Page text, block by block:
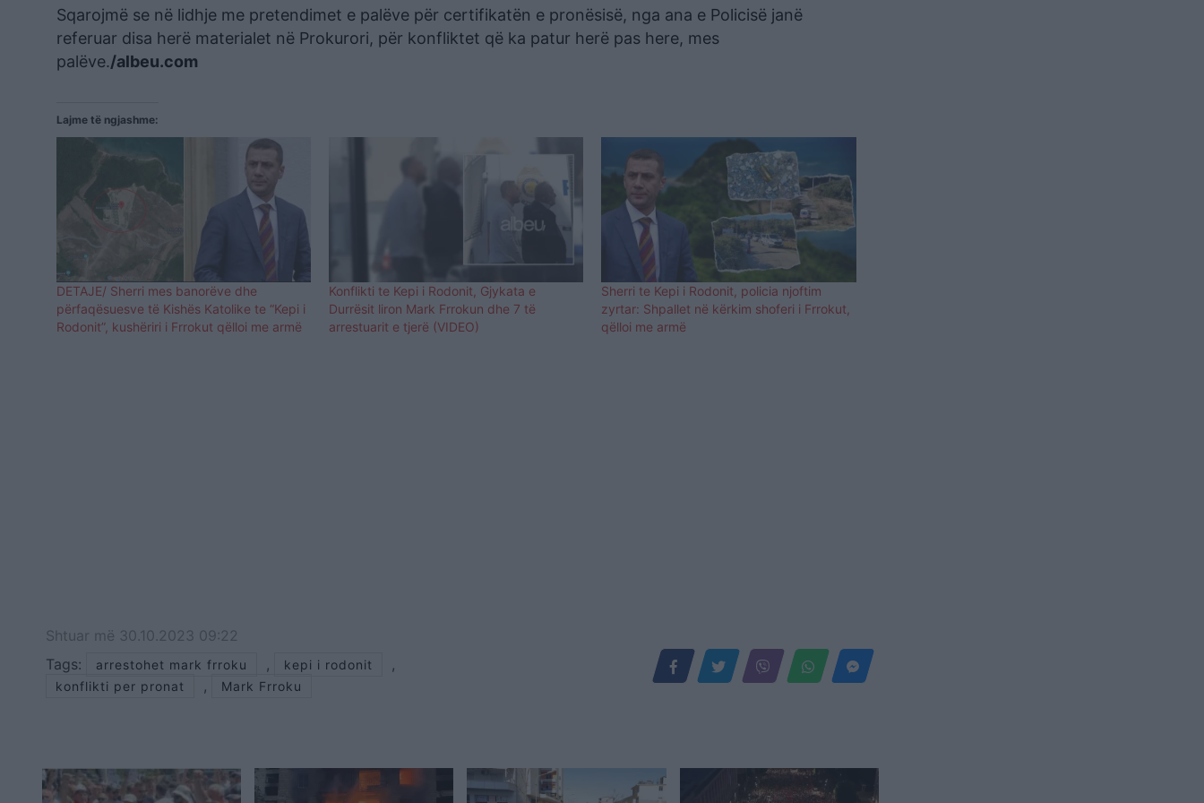
Sqarojmë se në lidhje me pretendimet e palëve për certifikatën e pronësisë, nga ana e Policisë janë
referuar disa herë materialet në Prokurori, për konfliktet që ka patur herë pas here, mes
palëve./albeu.com
Lajme të ngjashme:
DETAJE/ Sherri mes banorëve dhe
përfaqësuesve të Kishës Katolike te “Kepi i
Rodonit”, kushëriri i Frrokut qëlloi me armë
Konflikti te Kepi i Rodonit, Gjykata e
Durrësit liron Mark Frrokun dhe 7 të
arrestuarit e tjerë (VIDEO)
Sherri te Kepi i Rodonit, policia njoftim
zyrtar: Shpallet në kërkim shoferi i Frrokut,
qëlloi me armë
Shtuar më 30.10.2023 09:22
Tags:
arrestohet mark frroku , kepi i rodonit ,
konflikti per pronat , Mark Frroku